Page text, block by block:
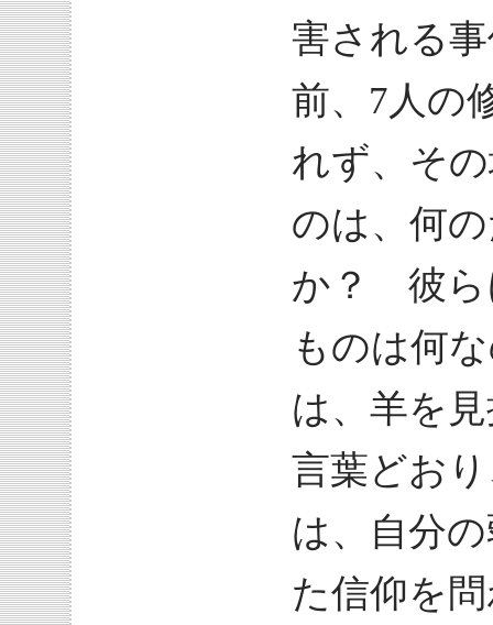
害される
前、7人の
れず、そ
のは、何
か？ 彼ら
ものは何
は、羊を
言葉どお
は、自分
た信仰を